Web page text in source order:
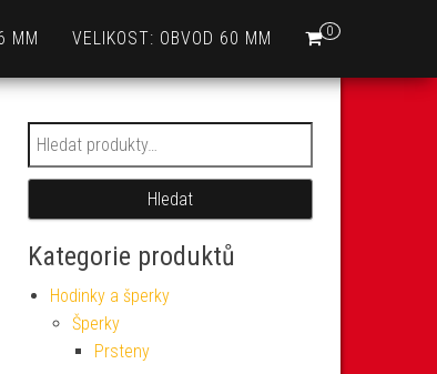
0
MM VELIKOST: OBVOD 60 MM
Hledat:
Hledat
Kategorie produktů
Hodinky a šperky
Šperky
Prsteny